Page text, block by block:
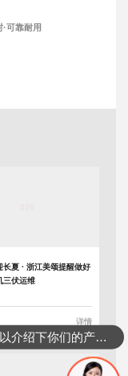
可靠耐用
长夏 · 浙江美颂提醒做好
三伏运维
详情
可以介绍下你们的产品么